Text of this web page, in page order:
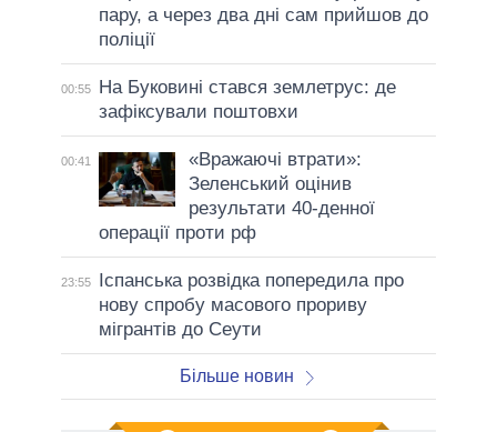
пару, а через два дні сам прийшов до
поліції
00:55
На Буковині стався землетрус: де
зафіксували поштовхи
00:41
«Вражаючі втрати»:
Зеленський оцінив
результати 40-денної
операції проти рф
23:55
Іспанська розвідка попередила про
нову спробу масового прориву
мігрантів до Сеути
Більше новин